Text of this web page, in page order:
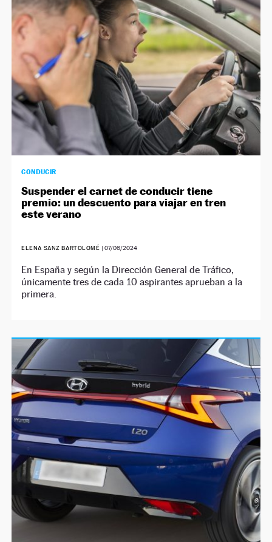
NEWSLETTER
SÍGUENOS
CONDUCIR
Suspender el carnet de conducir tiene
premio: un descuento para viajar en tren
este verano
ELENA SANZ BARTOLOMÉ | 07/06/2024
En España y según la Dirección General de Tráfico,
únicamente tres de cada 10 aspirantes aprueban a la
primera.